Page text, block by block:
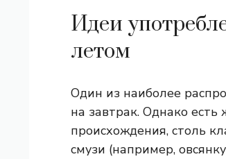
Идеи
летом
Один из наиболее
на завтрак. Однако есть
происхождения, столь
смузи (например,